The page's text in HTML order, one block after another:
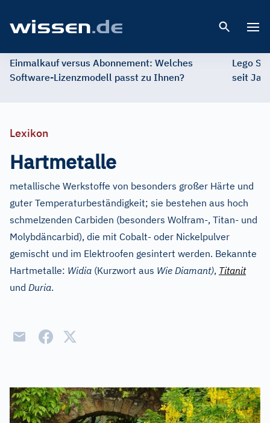
Einmalkauf versus Abonnement: Welches
Software-Lizenzmodell passt zu Ihnen?
Lego
seit
Lexikon
Hartmetalle
metallische Werkstoffe von besonders großer Härte und
guter Temperaturbeständigkeit; sie bestehen aus hoch
schmelzenden Carbiden (besonders Wolfram-, Titan- und
Molybdäncarbid), die mit Cobalt- oder Nickelpulver
gemischt und im Elektroofen gesintert werden. Bekannte
Hartmetalle: Widia (Kurzwort aus Wie Diamant), Titanit
und Duria.